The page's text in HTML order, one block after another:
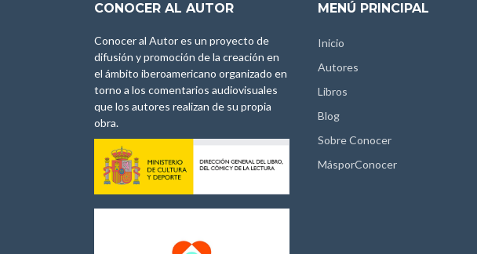
CONOCER AL AUTOR
Conocer al Autor es un proyecto de
difusión y promoción de la creación en
el ámbito iberoamericano organizado en
torno a los comentarios audiovisuales
que los autores realizan de su propia
obra.
MENÚ PRINCIPAL
Inicio
Autores
Libros
Blog
Sobre Conocer
MásporConocer